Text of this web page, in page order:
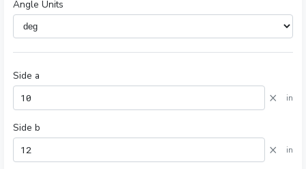
Angle Units
Side a
× in
Side b
× in